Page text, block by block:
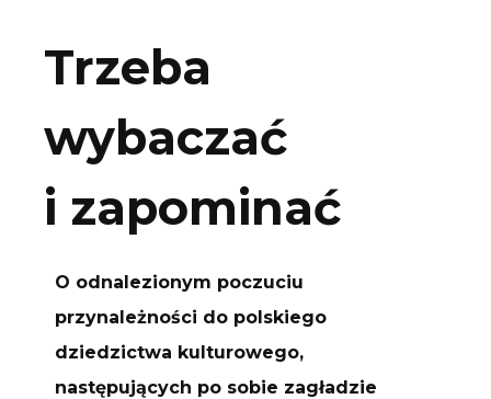
Trzeba
wybaczać
i zapominać
O odnalezionym poczuciu
przynależności do polskiego
dziedzictwa kulturowego,
następujących po sobie zagładzie